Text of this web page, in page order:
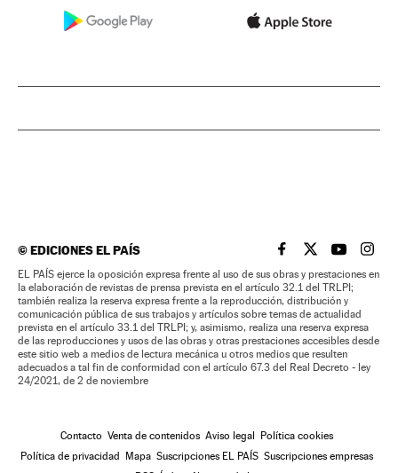
©EDICIONES EL PAÍS EL PAÍS BRASIL EN
EL PAÍSEL PAÍS
EL
EL PAÍS ejerce la oposición expresa frente al uso de sus obras y prestaciones en
la elaboración de revistas de prensa prevista en el artículo 32.1 del TRLPI;
también realiza la reserva expresa frente a la reproducción, distribución y
comunicación pública de sus trabajos y artículos sobre temas de actualidad
prevista en el artículo 33.1 del TRLPI; y, asimismo, realiza una reserva expresa
de las reproducciones y usos de las obras y otras prestaciones accesibles desde
este sitio web a medios de lectura mecánica u otros medios que resulten
adecuados a tal fin de conformidad con el artículo 67.3 del Real Decreto - ley
24/2021, de 2 de noviembre
Contacto Venta de contenidos Aviso legal
Política cookies
Política de privacidad
Mapa Suscripciones EL PAÍS Suscripciones empresas